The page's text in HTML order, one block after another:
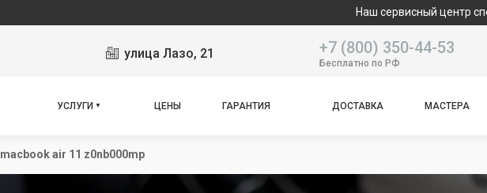
Наш сервисный центр
улица Лазо, 21 +7 (800) 350-44-53
Бесплатно по РФ
УСЛУГИ ЦЕНЫ ГАРАНТИЯ ДОСТАВКА МАСТЕРА
macbook air 11 z0nb000mp